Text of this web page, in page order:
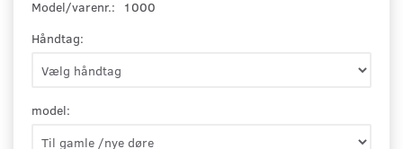
Model/varenr.:
1000
Håndtag:
model: